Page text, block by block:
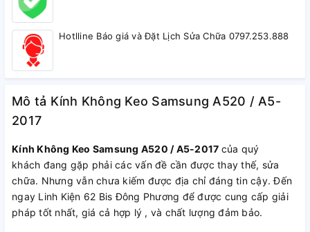
Hotlline Báo giá và Đặt Lịch Sửa Chữa 0797.253.888
Mô tả Kính Không Keo Samsung A520 / A5-
2017
Kính Không Keo Samsung A520 / A5-2017 của quý
khách đang gặp phải các vấn đề cần được thay thế, sửa
chữa. Nhưng vẫn chưa kiếm được địa chỉ đáng tin cậy. Đến
ngay Linh Kiện 62 Bis Đông Phương để được cung cấp giải
pháp tốt nhất, giá cả hợp lý , và chất lượng đảm bảo.